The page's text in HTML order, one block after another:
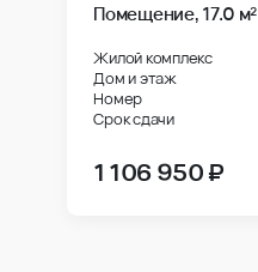
Помещение, 17.0 м²
Жилой комплекс
Дом и этаж
Номер
Срок сдачи
1 106 950 ₽